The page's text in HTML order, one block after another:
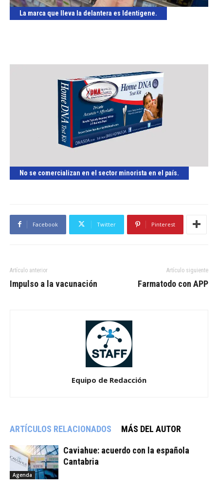
La marca que lleva la delantera es Identigene.
No se comercializan en el sector minorista en el país.
Facebook Twitter Pinterest
Artículo anterior
Impulso a la vacunación
Artículo siguiente
Farmatodo con APP
Equipo de Redacción
ARTÍCULOS RELACIONADOS MÁS DEL AUTOR
Agenda
Caviahue: acuerdo con la española
Cantabria